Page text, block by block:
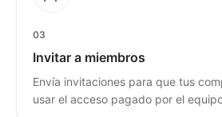
03
Invitar a miembros
Envía invitaciones para que tus
usar el acceso pagado por el